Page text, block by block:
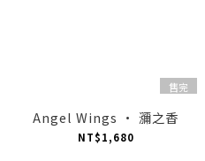
售完
Angel Wings · 瀰之香
NT$1,680